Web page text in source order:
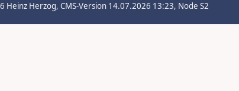
Heinz Herzog, CMS-Version 14.07.2026 13:23, Node S2